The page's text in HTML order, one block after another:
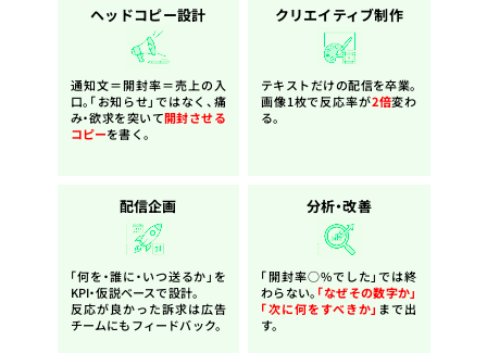
ヘッドコピー設計
通知文＝開封率＝売上の入
口。「お知らせ」ではなく、痛
み・欲求を突いて開封させる
コピーを書く。
クリエイティブ制作
テキストだけの配信を卒業。
画像1枚で反応率が2倍変わ
る。
配信企画
「何を・誰に・いつ送るか」を
KPI・仮説ベースで設計。
反応が良かった訴求は広告
チームにもフィードバック。
分析・改善
「開封率○%でした」では終
わらない。 「なぜその数字か」
「次に何をすべきか」 まで出
す。